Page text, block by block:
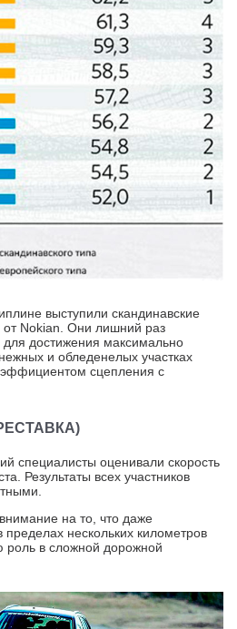
выступили скандинавские
Nokian. Они лишний раз
для достижения максимально
и обледенелых участках
сцепления с
специалисты оценивали скорость
Результаты всех участников
на то, что даже
пределах нескольких километров
в сложной дорожной